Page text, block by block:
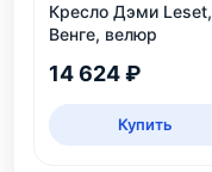
Кресло Дэми Leset,
Венге, велюр
14 624 ₽
Купить